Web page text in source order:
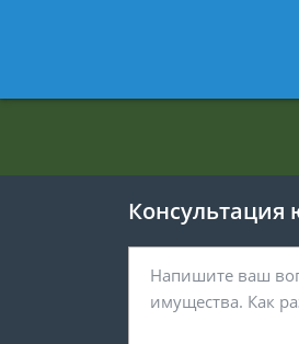
Консультация